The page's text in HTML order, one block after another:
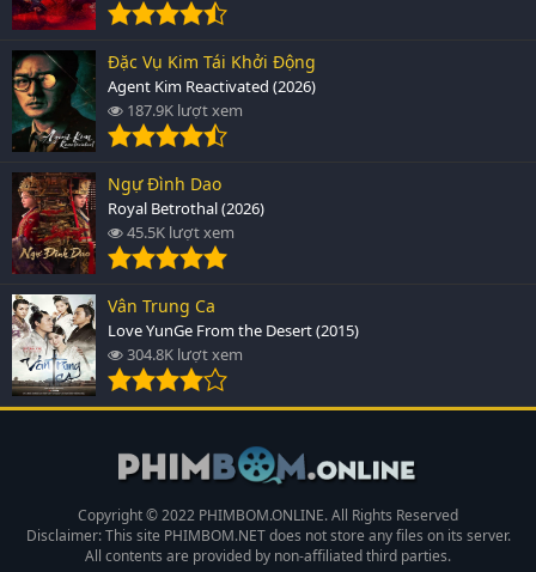
Đặc Vụ Kim Tái Khởi Động
Agent Kim Reactivated (2026)
187.9K lượt xem
Ngự Đình Dao
Royal Betrothal (2026)
45.5K lượt xem
Vân Trung Ca
Love YunGe From the Desert (2015)
304.8K lượt xem
Copyright © 2022 PHIMBOM.ONLINE. All Rights Reserved
Disclaimer: This site PHIMBOM.NETdoes not store any files on its server.
All contents are provided by non-affiliated third parties.